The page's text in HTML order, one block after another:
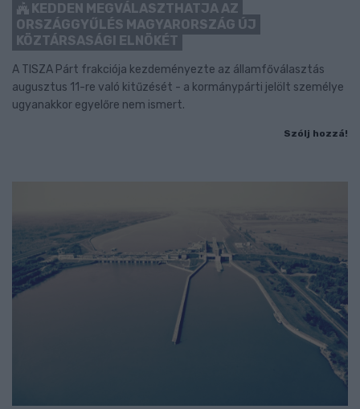
KEDDEN MEGVÁLASZTHATJA AZ
ORSZÁGGYŰLÉS MAGYARORSZÁG ÚJ
KÖZTÁRSASÁGI ELNÖKÉT
A TISZA Párt frakciója kezdeményezte az államfőválasztás
augusztus 11-re való kitűzését - a kormánypárti jelölt személye
ugyanakkor egyelőre nem ismert.
Szólj hozzá!